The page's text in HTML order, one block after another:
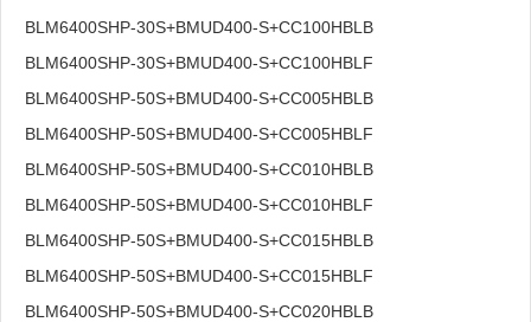
BLM6400SHP-30S+BMUD400-S+CC100HBLB
BLM6400SHP-30S+BMUD400-S+CC100HBLF
BLM6400SHP-50S+BMUD400-S+CC005HBLB
BLM6400SHP-50S+BMUD400-S+CC005HBLF
BLM6400SHP-50S+BMUD400-S+CC010HBLB
BLM6400SHP-50S+BMUD400-S+CC010HBLF
BLM6400SHP-50S+BMUD400-S+CC015HBLB
BLM6400SHP-50S+BMUD400-S+CC015HBLF
BLM6400SHP-50S+BMUD400-S+CC020HBLB